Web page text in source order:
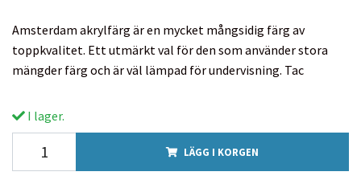
Amsterdam akrylfärg är en mycket mångsidig färg av
toppkvalitet. Ett utmärkt val för den som använder stora
mängder färg och är väl lämpad för undervisning. Tac
I lager.
LÄGG I KORGEN